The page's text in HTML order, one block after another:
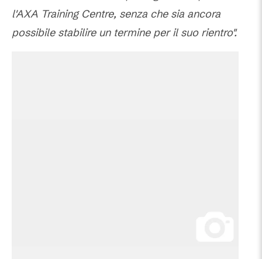
l'AXA Training Centre, senza che sia ancora
possibile stabilire un termine per il suo rientro".